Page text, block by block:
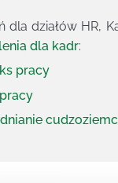
dla działów HR,
dla kadr:
pracy